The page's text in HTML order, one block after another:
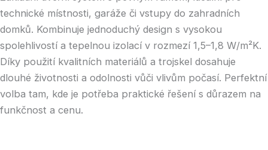
technické místnosti, garáže či vstupy do zahradních
domků. Kombinuje jednoduchý design s vysokou
spolehlivostí a tepelnou izolací v rozmezí 1,5–1,8 W/m²K.
Díky použití kvalitních materiálů a trojskel dosahuje
dlouhé životnosti a odolnosti vůči vlivům počasí. Perfektní
volba tam, kde je potřeba praktické řešení s důrazem na
funkčnost a cenu.